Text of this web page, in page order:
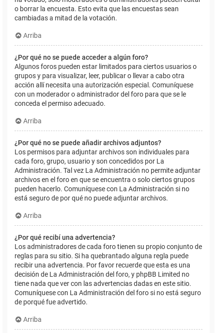
o borrar la encuesta. Esto evita que las encuestas sean
cambiadas a mitad de la votación.
Arriba
¿Por qué no se puede acceder a algún foro?
Algunos foros pueden estar limitados para ciertos usuarios o
grupos y para visualizar, leer, publicar o llevar a cabo otra
acción allí necesita una autorización especial. Comuníquese
con un moderador o administrador del foro para que se le
conceda el permiso adecuado.
Arriba
¿Por qué no se puede añadir archivos adjuntos?
Los permisos para adjuntar archivos son individuales para
cada foro, grupo, usuario y son concedidos por La
Administración. Tal vez La Administración no permite adjuntar
archivos en el foro en que se encuentra o solo ciertos grupos
pueden hacerlo. Comuníquese con La Administración si no
está seguro de por qué no puede adjuntar archivos.
Arriba
¿Por qué recibí una advertencia?
Los administradores de cada foro tienen su propio conjunto de
reglas para su sitio. Si ha quebrantado alguna regla puede
recibir una advertencia. Por favor recuerde que esta es una
decisión de La Administración del foro, y phpBB Limited no
tiene nada que ver con las advertencias dadas en este sitio.
Comuníquese con La Administración del foro si no está seguro
de porqué fue advertido.
Arriba